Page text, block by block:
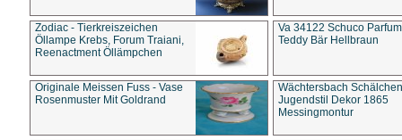
Zodiac - Tierkreiszeichen
Öllampe Krebs, Forum Traiani,
Reenactment Öllämpchen
Va 34122 Schuco
Teddy Bär Hellbraun
Originale Meissen Fuss - Vase
Rosenmuster Mit Goldrand
Wächtersbach Schälchen
Jugendstil Dekor 1865
Messingmontur